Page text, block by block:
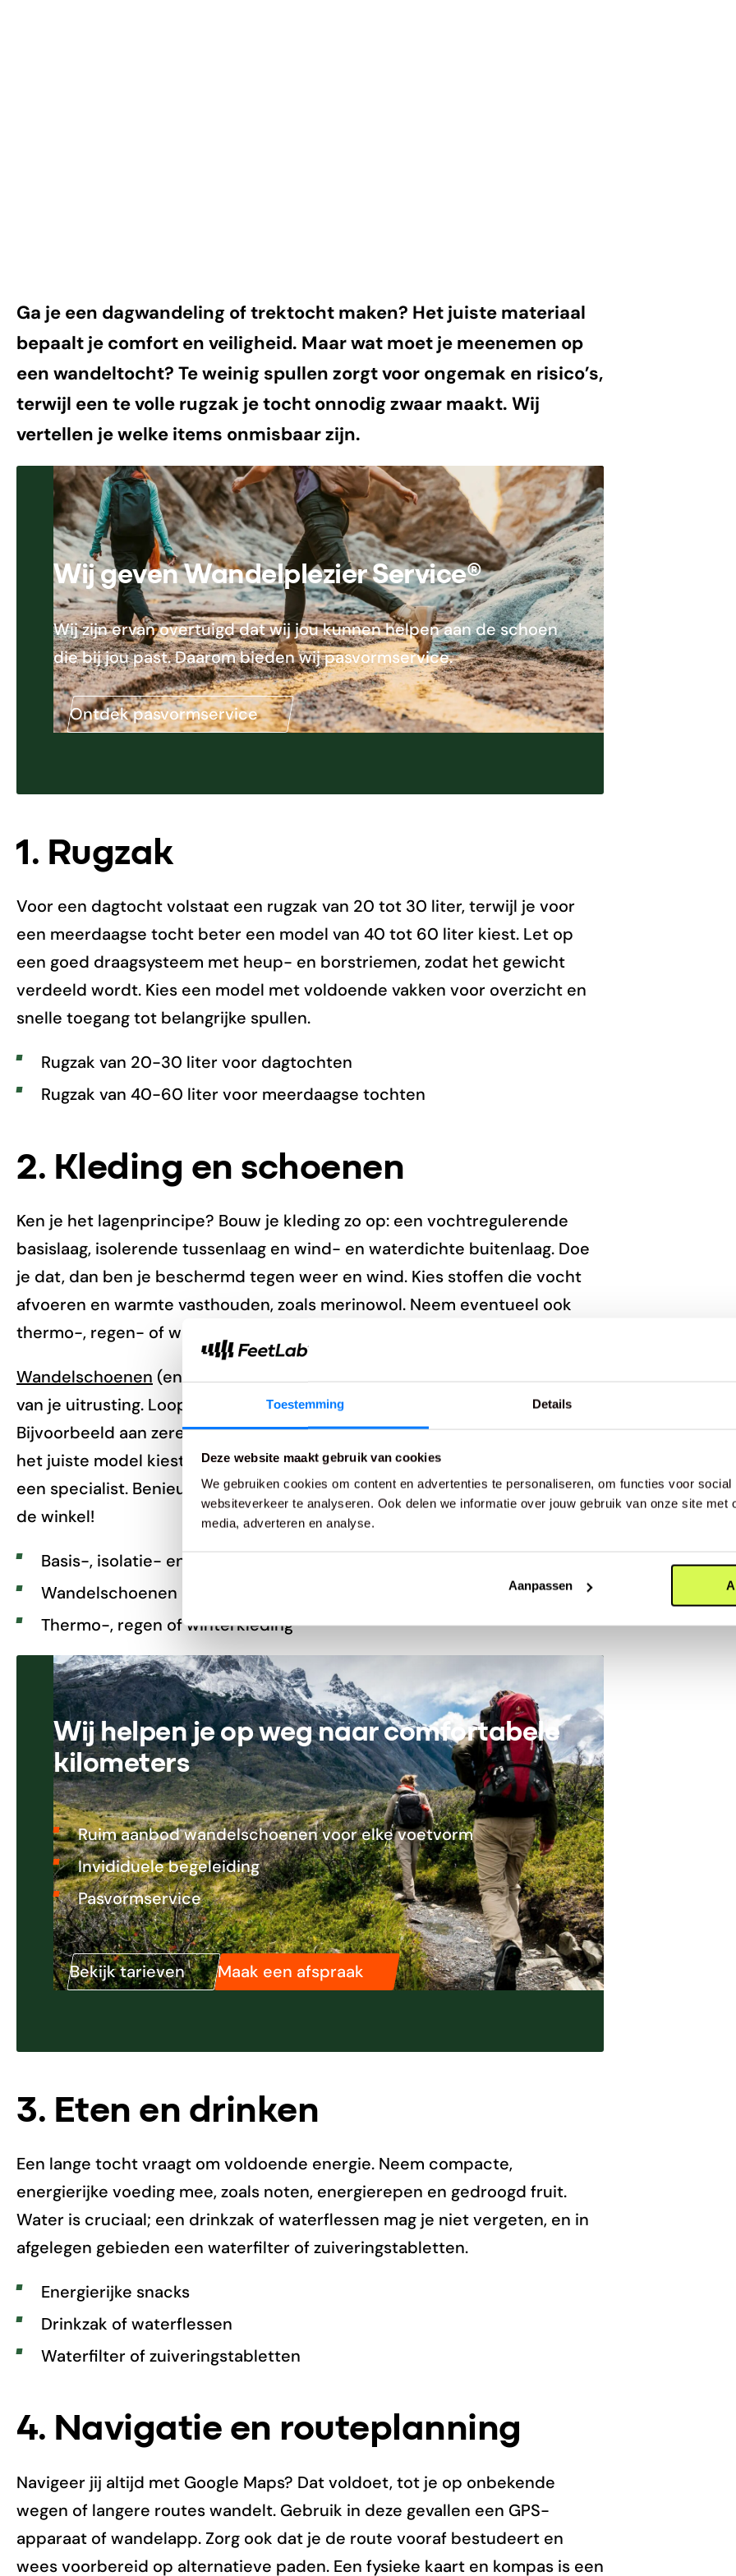
Toestemming Details
Deze website maakt gebruik van cookies
We gebruiken cookies om content en advertenties te personaliseren, om functies voor
websiteverkeer te analyseren. Ook delen we informatie over jouw gebruik van onze site met
media, adverteren en analyse.
Aanpassen
Ga je een dagwandeling of trektocht maken? Het juiste materiaal
bepaalt je comfort en veiligheid. Maar wat moet je meenemen op
een wandeltocht? Te weinig spullen zorgt voor ongemak en risico’s,
terwijl een te volle rugzak je tocht onnodig zwaar maakt. Wij
vertellen je welke items onmisbaar zijn.
Wij geven Wandelplezier Service®
Wij zijn ervan overtuigd dat wij jou kunnen helpen aan de schoen
die bij jou past. Daarom bieden wij pasvormservice.
Ontdek pasvormservice
1. Rugzak
Voor een dagtocht volstaat een rugzak van 20 tot 30 liter, terwijl je voor
een meerdaagse tocht beter een model van 40 tot 60 liter kiest. Let op
een goed draagsysteem met heup- en borstriemen, zodat het gewicht
verdeeld wordt. Kies een model met voldoende vakken voor overzicht en
snelle toegang tot belangrijke spullen.
Rugzak van 20-30 liter voor dagtochten
Rugzak van 40-60 liter voor meerdaagse tochten
2. Kleding en schoenen
Ken je het lagenprincipe? Bouw je kleding zo op: een vochtregulerende
basislaag, isolerende tussenlaag en wind- en waterdichte buitenlaag. Doe
je dat, dan ben je beschermd tegen weer en wind. Kies stoffen die vocht
afvoeren en warmte vasthouden, zoals merinowol. Neem eventueel ook
thermo-, regen- of winterkleding mee.
Wandelschoenen (en -sokken) zijn een van de belangrijkste onderdelen
van je uitrusting. Loop je op het verkeerde paar, dan ga je dat merken.
Bijvoorbeeld aan zere voeten, beknelde tenen ofopen blaren. Zorg dat je
het juiste model kiest. Je kunt je daarvoor het beste laten adviseren door
een specialist. Benieuwd welke schoen bij jou past? Maak een afspraak in
de winkel!
Basis-, isolatie- en buitenlaag
Wandelschoenen die bij je passen
Thermo-, regen of winterkleding
Wij helpen je op weg naar comfortabele
kilometers
Ruim aanbod wandelschoenen voor elke voetvorm
Invididuele begeleiding
Pasvormservice
Bekijk tarieven Maak een afspraak
3. Eten en drinken
Een lange tocht vraagt om voldoende energie. Neem compacte,
energierijke voeding mee, zoals noten, energierepen en gedroogd fruit.
Water is cruciaal; een drinkzak of waterflessen mag je niet vergeten, en in
afgelegen gebieden een waterfilter of zuiveringstabletten.
Energierijke snacks
Drinkzak of waterflessen
Waterfilter of zuiveringstabletten
4. Navigatie en routeplanning
Navigeer jij altijd met Google Maps? Dat voldoet, tot je op onbekende
wegen of langere routes wandelt. Gebruik in deze gevallen een GPS-
apparaat of wandelapp. Zorg ook dat je de route vooraf bestudeert en
wees voorbereid op alternatieve paden. Een fysieke kaart en kompas is een